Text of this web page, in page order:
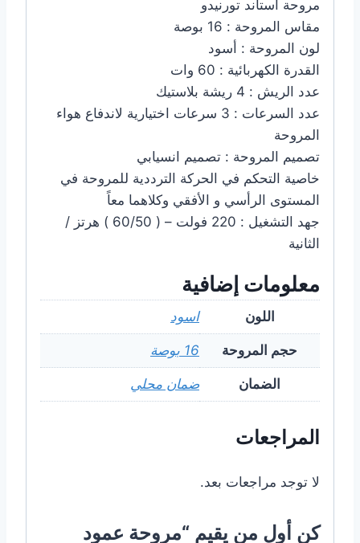
مروحة استاند تورنيدو
مقاس المروحة : 16 بوصة
لون المروحة : أسود
القدرة الكهربائية : 60 وات
عدد الريش : 4 ريشة بلاستيك
عدد السرعات : 3 سرعات اختيارية لاندفاع هواء
المروحة
تصميم المروحة : تصميم انسيابي
خاصية التحكم في الحركة الترددية للمروحة في
المستوى الرأسي و الأفقي وكلاهما معاً
جهد التشغيل : 220 فولت – ( 60/50 ) هرتز /
الثانية
معلومات إضافية
اللون اسود
حجم المروحة 16 بوصة
الضمان ضمان محلي
المراجعات
لا توجد مراجعات بعد.
كن أول من يقيم “مروحة عمود